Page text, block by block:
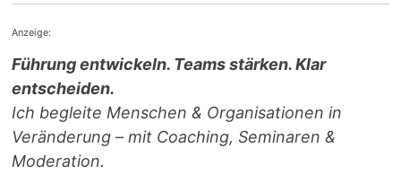
Anzeige:
Führung entwickeln. Teams stärken. Klar
entscheiden.
Ich begleite Menschen & Organisationen in
Veränderung – mit Coaching, Seminaren &
Moderation.